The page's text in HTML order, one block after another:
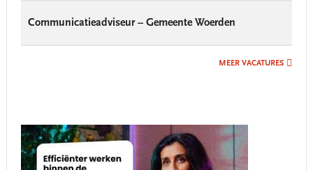
Communicatieadviseur – Gemeente Woerden
MEER VACATURES